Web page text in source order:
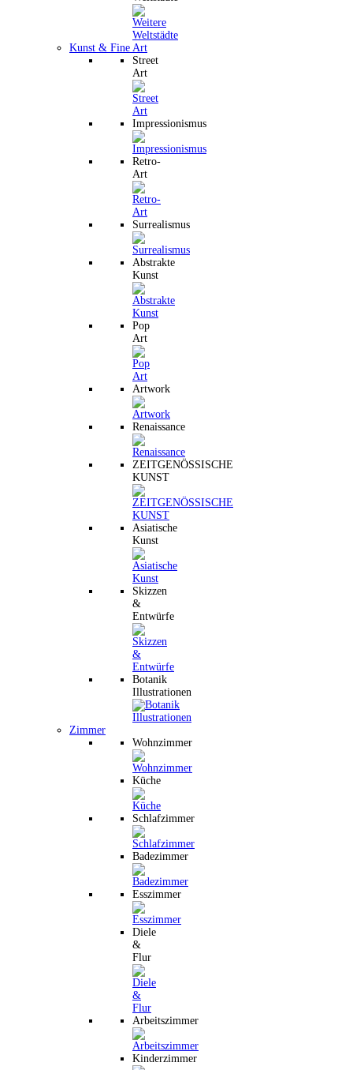
Kunst & Fine Art
Street
Art
Impressionismus
Retro-
Art
Surrealismus
Abstrakte
Kunst
Pop
Art
Artwork
Renaissance
ZEITGENÖSSISCHE
KUNST
Asiatische
Kunst
Skizzen
&
Entwürfe
Botanik
Illustrationen
Zimmer
Wohnzimmer
Küche
Schlafzimmer
Badezimmer
Esszimmer
Diele
&
Flur
Arbeitszimmer
Kinderzimmer